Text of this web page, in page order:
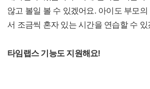
않고 볼일 볼 수 있겠어요. 아이도 부모의
서 조금씩 혼자 있는 시간을 연습할 수 있
타임랩스 기능도 지원해요!